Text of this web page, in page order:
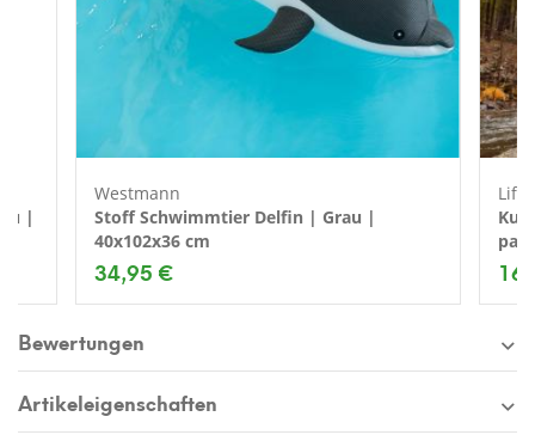
|
Westmann
Stoff Schwimmtier Delfin | Grau |
40x102x36 cm
34,95 €
Bewertungen
Artikeleigenschaften